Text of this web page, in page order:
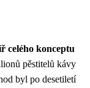
celého konceptu
pěstitelů kávy
byl po desetiletí